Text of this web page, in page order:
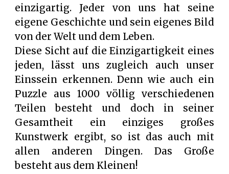
einzigartig. Jeder von uns hat seine
eigene Geschichte und sein eigenes Bild
von der Welt und dem Leben.
Diese Sicht auf die Einzigartigkeit eines
jeden, lässt uns zugleich auch unser
Einssein erkennen. Denn wie auch ein
Puzzle aus 1000 völlig verschiedenen
Teilen besteht und doch in seiner
Gesamtheit ein einziges großes
Kunstwerk ergibt, so ist das auch mit
allen anderen Dingen. Das Große
besteht aus dem Kleinen!